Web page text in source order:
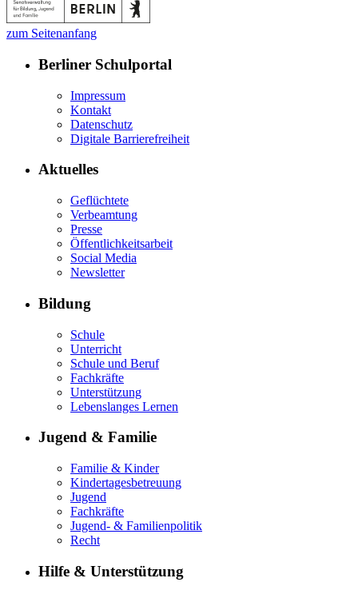
zum Seitenanfang
Berliner Schulportal
Impressum
Kontakt
Datenschutz
Digitale Barrierefreiheit
Aktuelles
Geflüchtete
Verbeamtung
Presse
Öffentlichkeitsarbeit
Social Media
Newsletter
Bildung
Schule
Unterricht
Schule und Beruf
Fachkräfte
Unterstützung
Lebenslanges Lernen
Jugend & Familie
Familie & Kinder
Kindertagesbetreuung
Jugend
Fachkräfte
Jugend- & Familienpolitik
Recht
Hilfe & Unterstützung